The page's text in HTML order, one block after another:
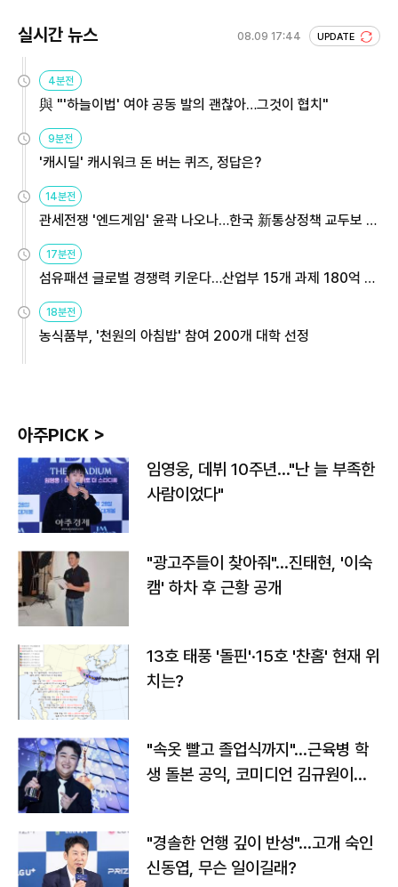
실시간 뉴스 08.09 17:44 UPDATE
4분전
與 "'하늘이법' 여야 공동 발의 괜찮아…그것이 협치"
9분전
'캐시딜' 캐시워크 돈 버는 퀴즈, 정답은?
14분전
관세전쟁 '엔드게임' 윤곽 나오나…한국 新통상정책 교두보 활
용해야
17분전
섬유패션 글로벌 경쟁력 키운다…산업부 15개 과제 180억 지
원
18분전
농식품부, '천원의 아침밥' 참여 200개 대학 선정
아주PICK >
임영웅, 데뷔 10주년…"난 늘 부족한
사람이었다"
"광고주들이 찾아줘"…진태현, '이숙
캠' 하차 후 근황 공개
13호 태풍 '돌핀'·15호 '찬홈' 현재 위
치는?
"속옷 빨고 졸업식까지"…근육병 학
생 돌본 공익, 코미디언 김규원이었
"경솔한 언행 깊이 반성"…고개 숙인
신동엽, 무슨 일이길래?